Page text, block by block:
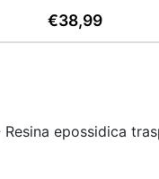
colate di alto spessore
ecc) Colate
dentro stampi e
principali: ✅
€38,99